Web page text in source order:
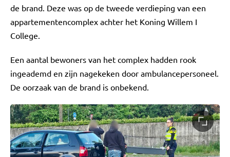
de brand. Deze was op de tweede verdieping van een
appartementencomplex achter het Koning Willem I
College.
Een aantal bewoners van het complex hadden rook
ingeademd en zijn nagekeken door ambulancepersoneel.
De oorzaak van de brand is onbekend.